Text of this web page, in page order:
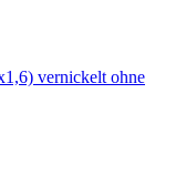
vernickelt ohne